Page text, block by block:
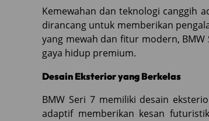
Kemewahan dan teknologi canggih
dirancang untuk memberikan
yang mewah dan fitur modern, BMW
gaya hidup premium.
Desain Eksterior yang Berkelas
BMW Seri 7 memiliki desain
adaptif memberikan kesan